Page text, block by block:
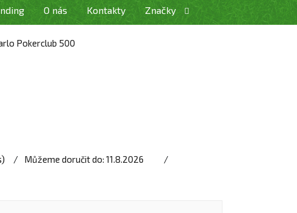
O nás Kontakty Značky
Pokerclub 500
Můžeme doručit do: 11.8.2026